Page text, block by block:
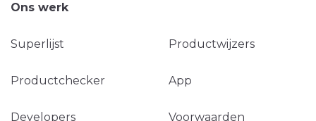
Ons werk
Superlijst Productwijzers
Productchecker App
Developers Voorwaarden